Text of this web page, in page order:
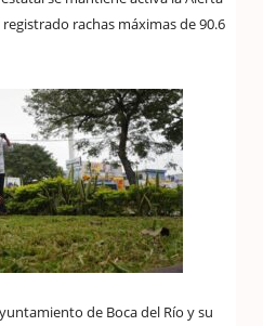
rachas máximas de 90.6
de Boca del Río y su